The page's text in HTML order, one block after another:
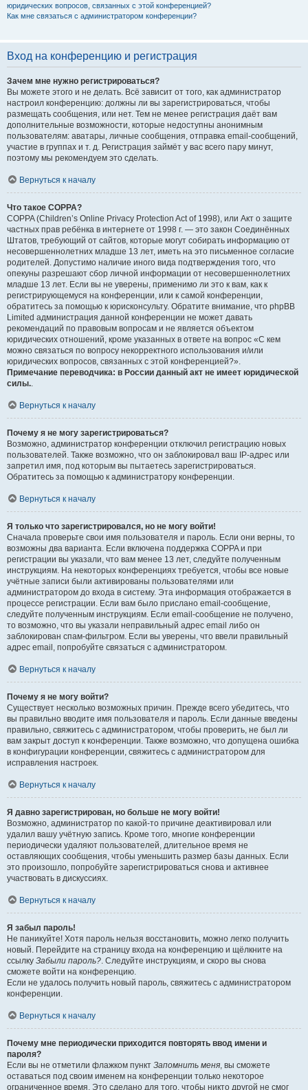
юридических вопросов, связанных с этой конференцией?
Как мне связаться с администратором конференции?
Вход на конференцию и регистрация
Зачем мне нужно регистрироваться?
Вы можете этого и не делать. Всё зависит от того, как администратор
настроил конференцию: должны ли вы зарегистрироваться, чтобы
размещать сообщения, или нет. Тем не менее регистрация даёт вам
дополнительные возможности, которые недоступны анонимным
пользователям: аватары, личные сообщения, отправка email-сообщений,
участие в группах и т. д. Регистрация займёт у вас всего пару минут,
поэтому мы рекомендуем это сделать.
Вернуться к началу
Что такое COPPA?
COPPA (Children’s Online Privacy Protection Act of 1998), или Акт о защите
частных прав ребёнка в интернете от 1998 г. — это закон Соединённых
Штатов, требующий от сайтов, которые могут собирать информацию от
несовершеннолетних младше 13 лет, иметь на это письменное согласие
родителей. Допустимо наличие иного вида подтверждения того, что
опекуны разрешают сбор личной информации от несовершеннолетних
младше 13 лет. Если вы не уверены, применимо ли это к вам, как к
регистрирующемуся на конференции, или к самой конференции,
обратитесь за помощью к юрисконсульту. Обратите внимание, что phpBB
Limited администрация данной конференции не может давать
рекомендаций по правовым вопросам и не является объектом
юридических отношений, кроме указанных в ответе на вопрос «С кем
можно связаться по вопросу некорректного использования и/или
юридических вопросов, связанных с этой конференцией?».
Примечание переводчика: в России данный акт не имеет юридической
силы..
Вернуться к началу
Почему я не могу зарегистрироваться?
Возможно, администратор конференции отключил регистрацию новых
пользователей. Также возможно, что он заблокировал ваш IP-адрес или
запретил имя, под которым вы пытаетесь зарегистрироваться.
Обратитесь за помощью к администратору конференции.
Вернуться к началу
Я только что зарегистрировался, но не могу войти!
Сначала проверьте свои имя пользователя и пароль. Если они верны, то
возможны два варианта. Если включена поддержка COPPA и при
регистрации вы указали, что вам менее 13 лет, следуйте полученным
инструкциям. На некоторых конференциях требуется, чтобы все новые
учётные записи были активированы пользователями или
администратором до входа в систему. Эта информация отображается в
процессе регистрации. Если вам было прислано email-сообщение,
следуйте полученным инструкциям. Если email-сообщение не получено,
то возможно, что вы указали неправильный адрес email либо он
заблокирован спам-фильтром. Если вы уверены, что ввели правильный
адрес email, попробуйте связаться с администратором.
Вернуться к началу
Почему я не могу войти?
Существует несколько возможных причин. Прежде всего убедитесь, что
вы правильно вводите имя пользователя и пароль. Если данные введены
правильно, свяжитесь с администратором, чтобы проверить, не был ли
вам закрыт доступ к конференции. Также возможно, что допущена ошибка
в конфигурации конференции, свяжитесь с администратором для
исправления настроек.
Вернуться к началу
Я давно зарегистрирован, но больше не могу войти!
Возможно, администратор по какой-то причине деактивировал или
удалил вашу учётную запись. Кроме того, многие конференции
периодически удаляют пользователей, длительное время не
оставляющих сообщения, чтобы уменьшить размер базы данных. Если
это произошло, попробуйте зарегистрироваться снова и активнее
участвовать в дискуссиях.
Вернуться к началу
Я забыл пароль!
Не паникуйте! Хотя пароль нельзя восстановить, можно легко получить
новый. Перейдите на страницу входа на конференцию и щёлкните на
ссылку Забыли пароль?. Следуйте инструкциям, и скоро вы снова
сможете войти на конференцию.
Если не удалось получить новый пароль, свяжитесь с администратором
конференции.
Вернуться к началу
Почему мне периодически приходится повторять ввод имени и
пароля?
Если вы не отметили флажком пункт Запомнить меня, вы сможете
оставаться под своим именем на конференции только некоторое
ограниченное время. Это сделано для того, чтобы никто другой не смог